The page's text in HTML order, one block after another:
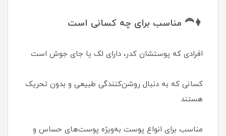
👩‍🦰 مناسب برای چه کسانی است
افرادی که پوستشان کدر، دارای لک یا جای جوش است
کسانی که به دنبال روشن‌کنندگی طبیعی و بدون تحریک
هستند
مناسب برای انواع پوست به‌ویژه پوست‌های حساس و